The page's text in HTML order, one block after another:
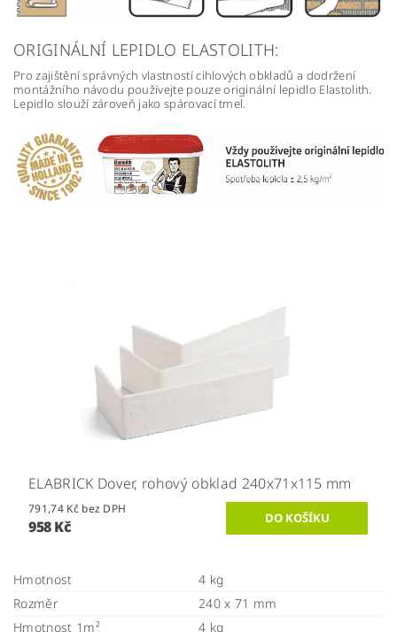
ORIGINÁLNÍ LEPIDLO ELASTOLITH:
Pro zajištění správných vlastností cihlových obkladů a dodržení
montážního návodu používejte pouze originální lepidlo Elastolith.
Lepidlo slouží zároveň jako spárovací tmel.
ELABRICK Dover, rohový obklad 240x71x115 mm
791,74 Kč bez DPH
958 Kč
Hmotnost
4 kg
Rozměr
240 x 71 mm
Hmotnost 1m²
4 kg